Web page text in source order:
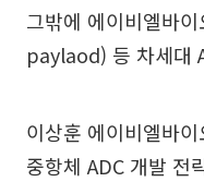
그밖에 에이비엘바
paylaod) 등 차세대
이상훈 에이비엘바
중항체 ADC 개발 전